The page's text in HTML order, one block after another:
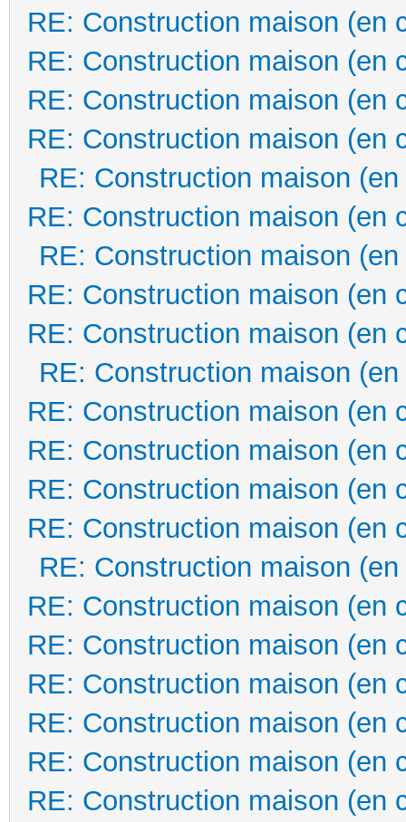
RE: Construction maison (en
RE: Construction maison (en
RE: Construction maison (en
RE: Construction maison (en
RE: Construction maison
RE: Construction maison (en
RE: Construction maison
RE: Construction maison (en
RE: Construction maison (en
RE: Construction maison
RE: Construction maison (en
RE: Construction maison (en
RE: Construction maison (en
RE: Construction maison (en
RE: Construction maison
RE: Construction maison (en
RE: Construction maison (en
RE: Construction maison (en
RE: Construction maison (en
RE: Construction maison (en
RE: Construction maison (en